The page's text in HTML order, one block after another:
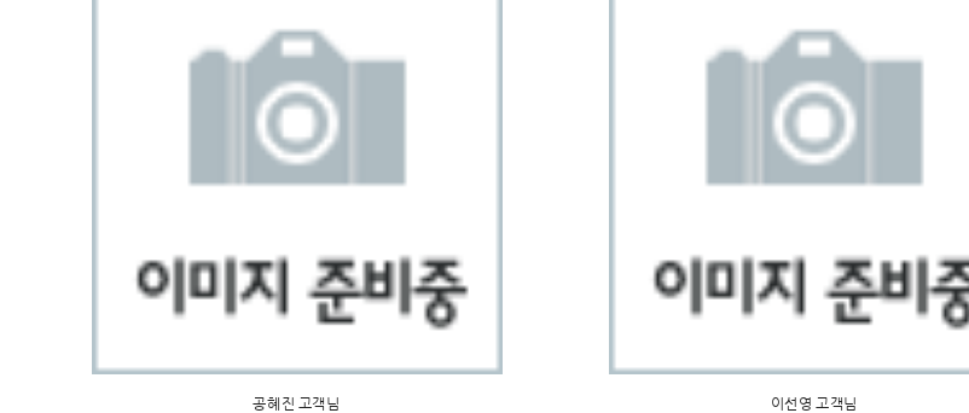
공혜진 고객님 이선영 고객님